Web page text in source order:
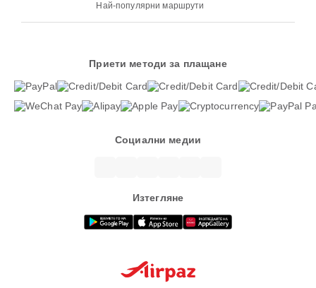
Най-популярни маршрути
Приети методи за плащане
Социални медии
Изтегляне